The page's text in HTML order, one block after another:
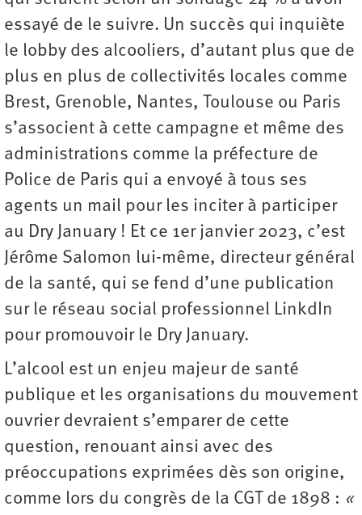
essayé de le suivre. Un succès qui inquiète
le lobby des alcooliers, d’autant plus que de
plus en plus de collectivités locales comme
Brest, Grenoble, Nantes, Toulouse ou Paris
s’associent à cette campagne et même des
administrations comme la préfecture de
Police de Paris qui a envoyé à tous ses
agents un mail pour les inciter à participer
au Dry January ! Et ce 1er janvier 2023, c’est
Jérôme Salomon lui-même, directeur général
de la santé, qui se fend d’une publication
sur le réseau social professionnel LinkdIn
pour promouvoir le Dry January.
L’alcool est un enjeu majeur de santé
publique et les organisations du mouvement
ouvrier devraient s’emparer de cette
question, renouant ainsi avec des
préoccupations exprimées dès son origine,
comme lors du congrès de la CGT de 1898 : «